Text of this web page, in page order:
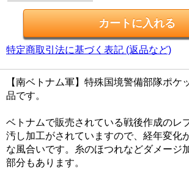
特定商取引法に基づく表記 (返品など)
【南ベトナム軍】特殊国境警備部隊ポケ
品です。
ベトナムで販売されている戦後作成のレ
汚し加工がされていますので、経年変化
な風合いです。糸のほつれなどダメージ
部分もあります。